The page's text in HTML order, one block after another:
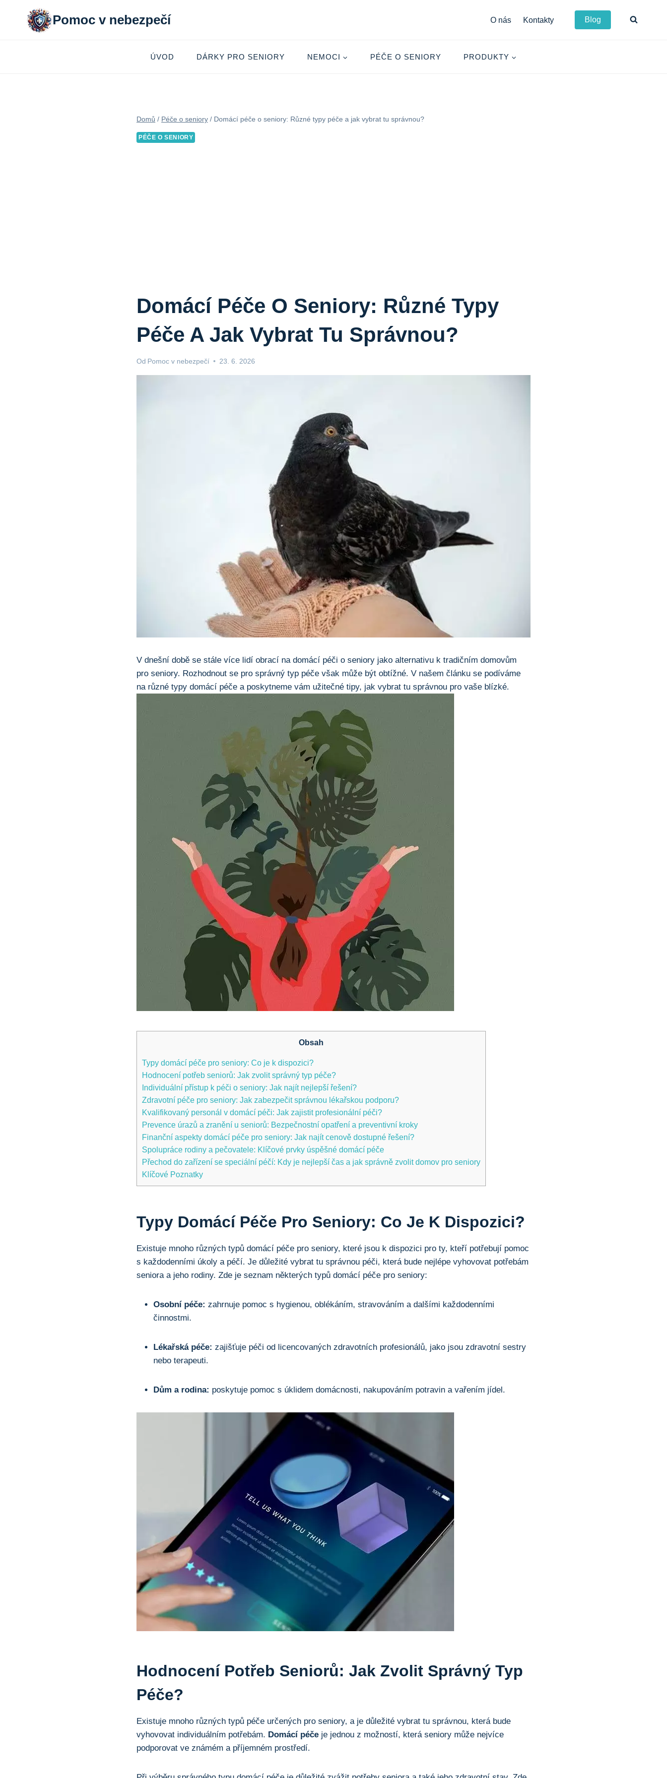
Pomoc v nebezpečí O nás Kontakty Blog
ÚVOD DÁRKY PRO SENIORY NEMOCI PÉČE O SENIORY PRODUKTY
Domů / Péče o seniory / Domácí péče o seniory: Různé typy péče a jak vybrat tu správnou?
PÉČE O SENIORY
Domácí Péče O Seniory: Různé Typy
Péče A Jak Vybrat Tu Správnou?
Od Pomoc v nebezpečí 23. 6. 2026
V dnešní době se stále více lidí obrací na domácí péči o seniory jako alternativu k tradičním domovům
pro seniory. Rozhodnout se pro správný typ péče však může být obtížné. V našem článku se podíváme
na různé typy domácí péče a poskytneme vám užitečné tipy, jak vybrat tu správnou pro vaše blízké.
Obsah
Typy domácí péče pro seniory: Co je k dispozici?
Hodnocení potřeb seniorů: Jak zvolit správný typ péče?
Individuální přístup k péči o seniory: Jak najít nejlepší řešení?
Zdravotní péče pro seniory: Jak zabezpečit správnou lékařskou podporu?
Kvalifikovaný personál v domácí péči: Jak zajistit profesionální péči?
Prevence úrazů a zranění u seniorů: Bezpečnostní opatření a preventivní kroky
Finanční aspekty domácí péče pro seniory: Jak najít cenově dostupné řešení?
Spolupráce rodiny a pečovatele: Klíčové prvky úspěšné domácí péče
Přechod do zařízení se speciální péčí: Kdy je nejlepší čas a jak správně zvolit domov pro seniory
Klíčové Poznatky
Typy Domácí Péče Pro Seniory: Co Je K Dispozici?
Existuje mnoho různých typů domácí péče pro seniory, které jsou k dispozici pro ty, kteří potřebují pomoc
s každodenními úkoly a péčí. Je důležité vybrat tu správnou péči, která bude nejlépe vyhovovat potřebám
seniora a jeho rodiny. Zde je seznam některých typů domácí péče pro seniory:
Osobní péče: zahrnuje pomoc s hygienou, oblékáním, stravováním a dalšími každodenními
činnostmi.
Lékařská péče: zajišťuje péči od licencovaných zdravotních profesionálů, jako jsou zdravotní sestry
nebo terapeuti.
Dům a rodina: poskytuje pomoc s úklidem domácnosti, nakupováním potravin a vařením jídel.
Hodnocení Potřeb Seniorů: Jak Zvolit Správný Typ
Péče?
Existuje mnoho různých typů péče určených pro seniory, a je důležité vybrat tu správnou, která bude
vyhovovat individuálním potřebám. Domácí péče je jednou z možností, která seniory může nejvíce
podporovat ve známém a příjemném prostředí.